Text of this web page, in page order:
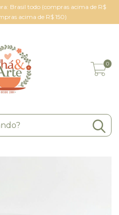
Brasil todo (compras acima de R$
acima de R$ 150)
0